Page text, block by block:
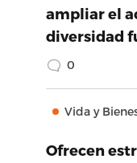
ampliar el
diversidad
0
Vida y
Ofrecen